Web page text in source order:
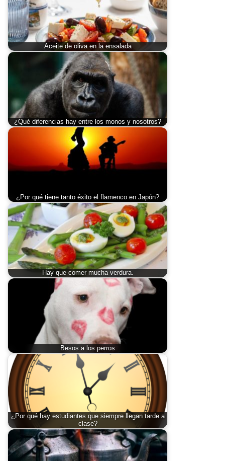
Aceite de oliva en la ensalada
¿Qué diferencias hay entre los monos y nosotros?
¿Por qué tiene tanto éxito el flamenco en Japón?
Hay que comer mucha verdura.
Besos a los perros
¿Por qué hay estudiantes que siempre llegan tarde a
clase?